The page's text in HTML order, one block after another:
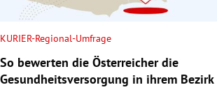
KURIER-Regional-Umfrage
So bewerten die Österreicher die
Gesundheitsversorgung in ihrem Bezirk